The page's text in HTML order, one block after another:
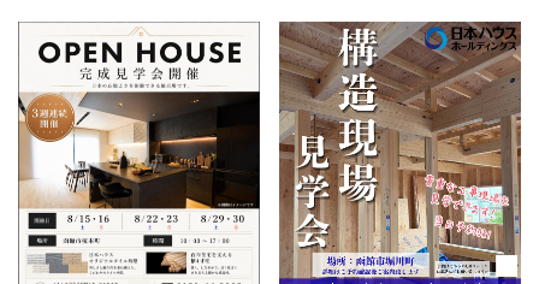
IR情報
木材調達指針
グループ会社紹介
CMギャラリー
採用情報